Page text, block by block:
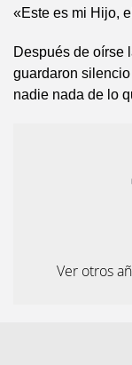
«Este es mi Hijo,
Después de oírse
guardaron
nadie nada de lo
Ver otros